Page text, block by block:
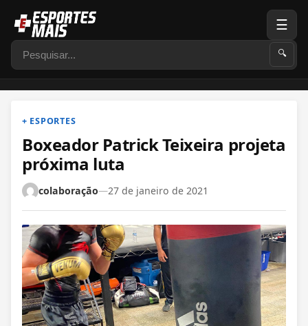
Pesquisar 🔍
☰
+ ESPORTES
Boxeador Patrick Teixeira projeta
próxima luta
colaboração—27 de janeiro de 2021